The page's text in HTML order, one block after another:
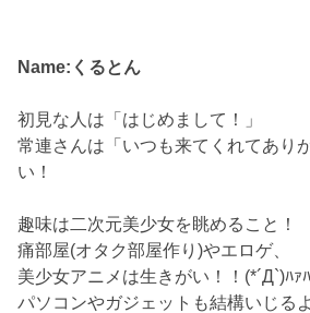
Name:くるとん
初見な人は「はじめまして！」
常連さんは「いつも来てくれてあり
い！
趣味は二次元美少女を眺めること！
痛部屋(オタク部屋作り)やエロゲ、
美少女アニメは生きがい！！(*´Д`)ﾊｧ
パソコンやガジェットも結構いじる